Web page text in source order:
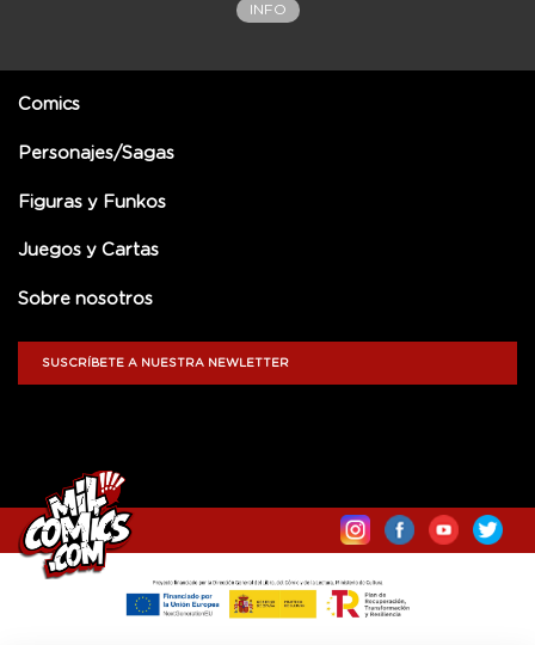
INFO
Comics
Personajes/Sagas
Figuras y Funkos
Juegos y Cartas
Sobre nosotros
SUSCRÍBETE A NUESTRA NEWLETTER